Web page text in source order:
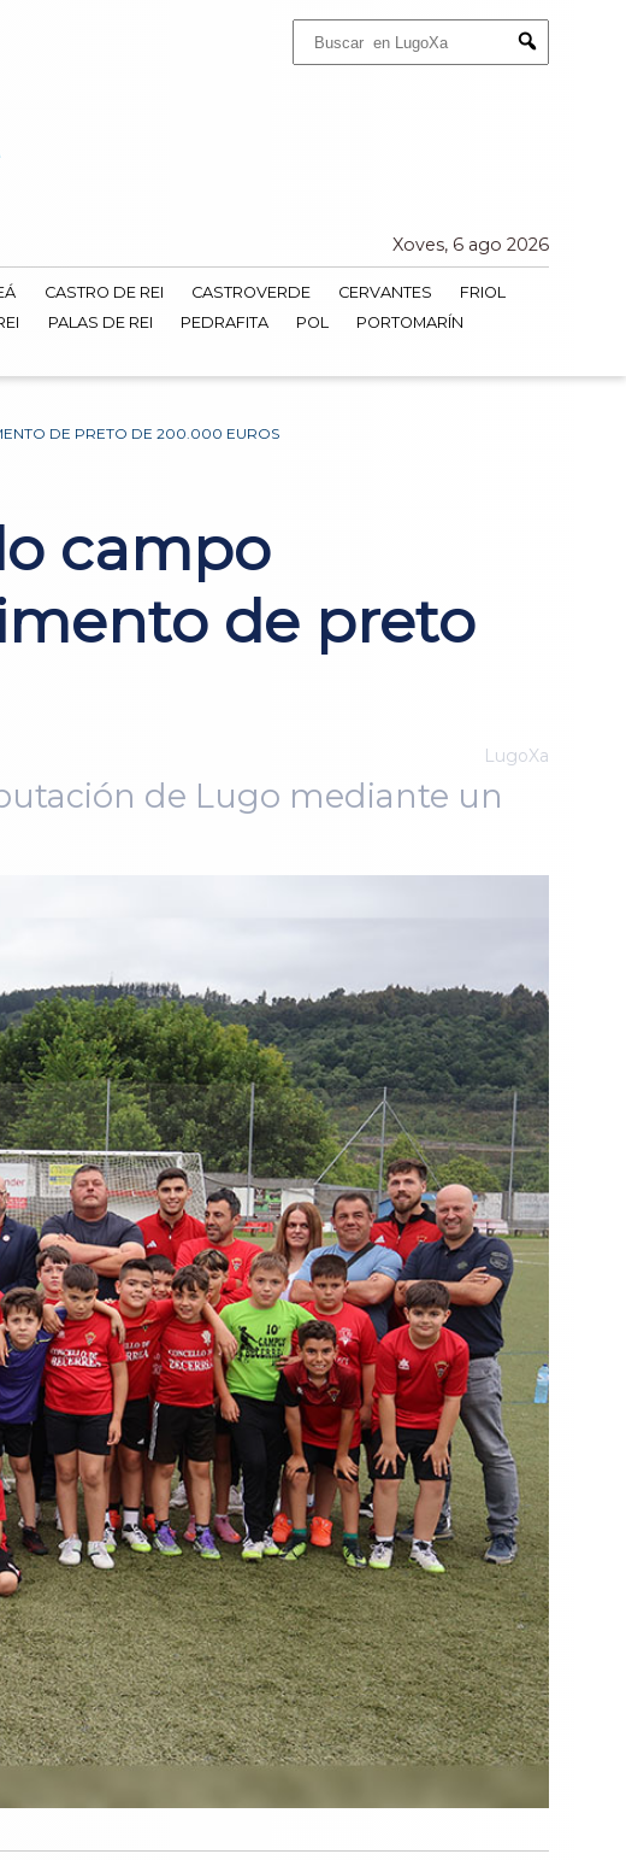
Submit
Xoves, 6 ago 2026
CASTRO DE REI CASTROVERDE CERVANTES
FRIOL
PALAS DE REI PEDRAFITA POL
PORTOMARÍN
DE PRETO DE 200.000 EUROS
campo
de preto
LugoXa
de Lugo mediante un